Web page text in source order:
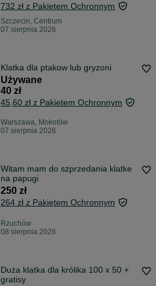
732 zł z Pakietem Ochronnym
Szczecin, Centrum
07 sierpnia 2026
Klatka dla ptakow lub gryzoni
Używane
40 zł
45,60 zł z Pakietem Ochronnym
Warszawa, Mokotów
07 sierpnia 2026
Witam mam do szprzedania klatke
na papugi
250 zł
264 zł z Pakietem Ochronnym
Rzuchów
08 sierpnia 2026
Duża klatka dla królika 100 x 50 +
gratisy